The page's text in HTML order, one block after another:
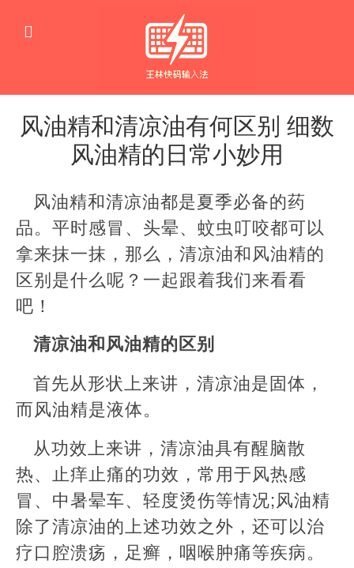
风油精和清凉油有何区别 细数
风油精的日常小妙用
窍
门
风油精和清凉油都是夏季必备的药
品。平时感冒、头晕、蚊虫叮咬都可以
拿来抹一抹，那么，清凉油和风油精的
区别是什么呢？一起跟着我们来看看
吧！
清凉油和风油精的区别
首先从形状上来讲，清凉油是固体，
而风油精是液体。
从功效上来讲，清凉油具有醒脑散
热、止痒止痛的功效，常用于风热感
冒、中暑晕车、轻度烫伤等情况;风油精
除了清凉油的上述功效之外，还可以治
疗口腔溃疡，足癣，咽喉肿痛等疾病。